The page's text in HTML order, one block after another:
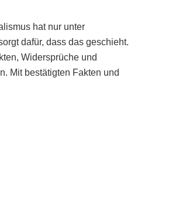
hat nur unter
dafür, dass das geschieht.
Widersprüche und
Mit bestätigten Fakten und